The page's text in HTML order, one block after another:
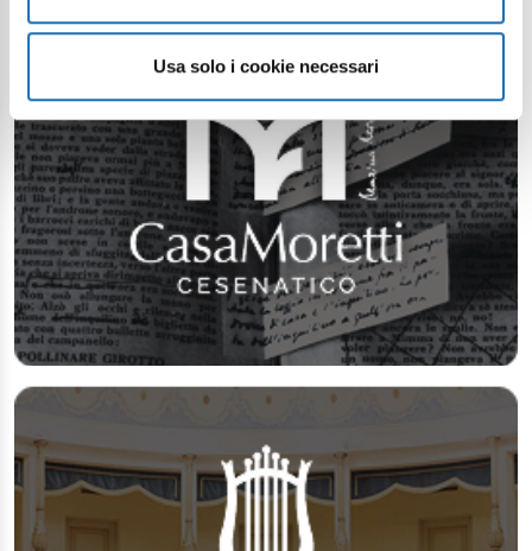
Usa solo i cookie necessari